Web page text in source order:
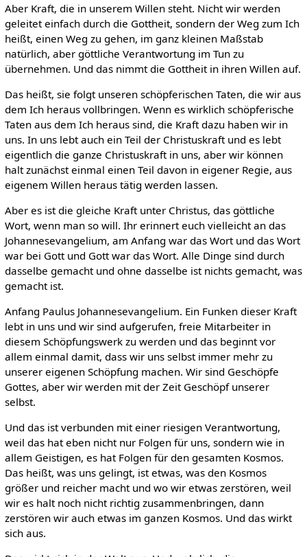
Aber Kraft, die in unserem Willen steht. Nicht wir werden
geleitet einfach durch die Gottheit, sondern der Weg zum Ich
heißt, einen Weg zu gehen, im ganz kleinen Maßstab
natürlich, aber göttliche Verantwortung im Tun zu
übernehmen. Und das nimmt die Gottheit in ihren Willen auf.
Das heißt, sie folgt unseren schöpferischen Taten, die wir aus
dem Ich heraus vollbringen. Wenn es wirklich schöpferische
Taten aus dem Ich heraus sind, die Kraft dazu haben wir in
uns. In uns lebt auch ein Teil der Christuskraft und es lebt
eigentlich die ganze Christuskraft in uns, aber wir können
halt zunächst einmal einen Teil davon in eigener Regie, aus
eigenem Willen heraus tätig werden lassen.
Aber es ist die gleiche Kraft unter Christus, das göttliche
Wort, wenn man so will. Ihr erinnert euch vielleicht an das
Johannesevangelium, am Anfang war das Wort und das Wort
war bei Gott und Gott war das Wort. Alle Dinge sind durch
dasselbe gemacht und ohne dasselbe ist nichts gemacht, was
gemacht ist.
Anfang Paulus Johannesevangelium. Ein Funken dieser Kraft
lebt in uns und wir sind aufgerufen, freie Mitarbeiter in
diesem Schöpfungswerk zu werden und das beginnt vor
allem einmal damit, dass wir uns selbst immer mehr zu
unserer eigenen Schöpfung machen. Wir sind Geschöpfe
Gottes, aber wir werden mit der Zeit Geschöpf unserer
selbst.
Und das ist verbunden mit einer riesigen Verantwortung,
weil das hat eben nicht nur Folgen für uns, sondern wie in
allem Geistigen, es hat Folgen für den gesamten Kosmos.
Das heißt, was uns gelingt, ist etwas, was den Kosmos
größer und reicher macht und wo wir etwas zerstören, weil
wir es halt noch nicht richtig zusammenbringen, dann
zerstören wir auch etwas im ganzen Kosmos. Und das wirkt
sich aus.